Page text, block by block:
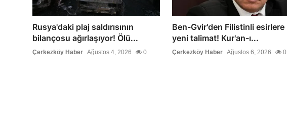
Rusya'daki plaj saldırısının
bilançosu ağırlaşıyor! Ölü...
Çerkezköy Haber Ağustos 4, 2026 0
Ben-Gvir'den Filistinli esirlere
yeni talimat! Kur'an-ı...
Çerkezköy Haber Ağustos 6, 2026 0